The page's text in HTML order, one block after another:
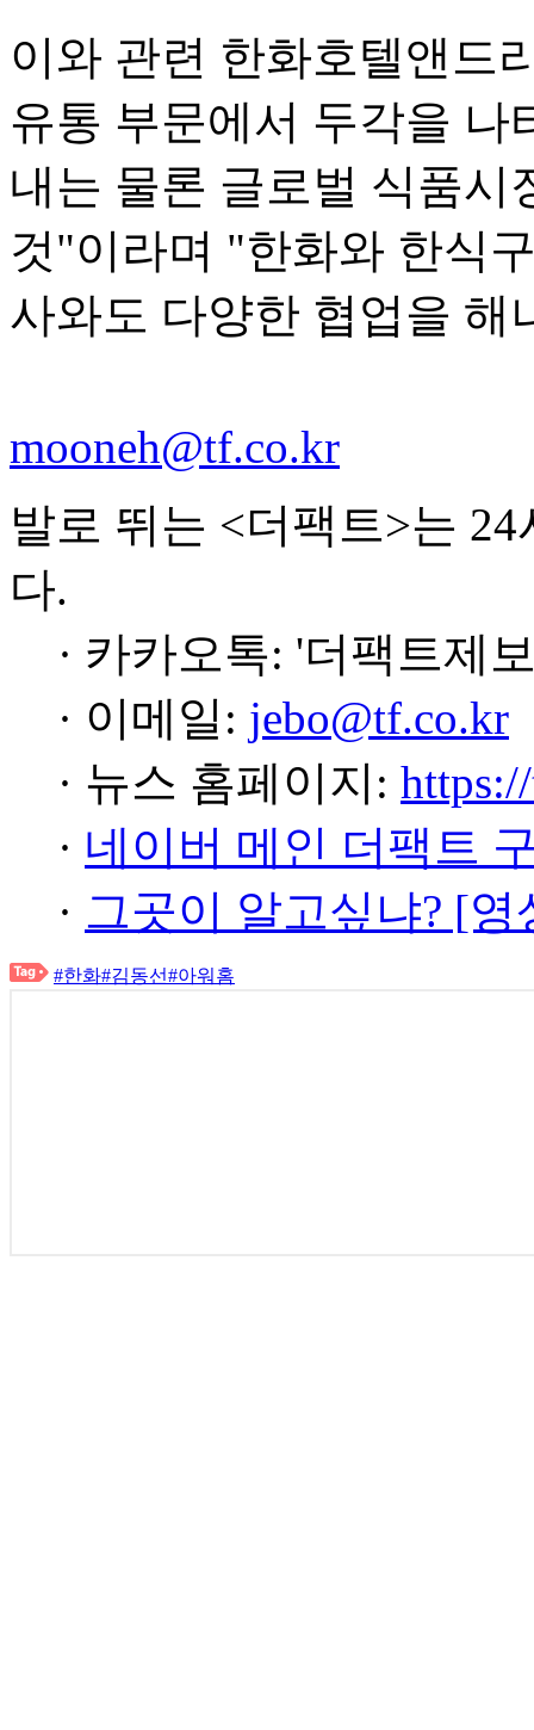
이와 관련 한화호텔앤드
유통 부문에서 두각을 나
내는 물론 글로벌 식품시
것"이라며 "한화와 한식
사와도 다양한 협업을 해
mooneh@tf.co.kr
발로 뛰는 <더팩트>는
다.
· 카카오톡: '더팩트제
· 이메일: jebo@tf.co.kr
· 뉴스 홈페이지:
· 네이버 메인 더팩트
· 그곳이 알고싶냐? [
#한화#김동선#아워홈